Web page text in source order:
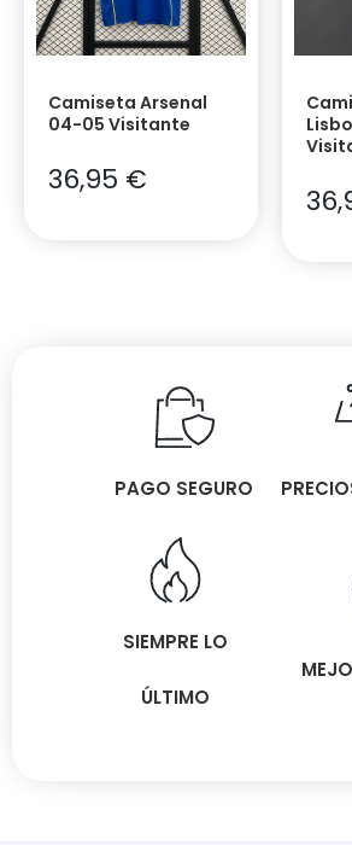
Camiseta Arsenal
04-05 Visitante
36,95 €
PAGO SEGURO
SIEMPRE LO
ÚLTIMO